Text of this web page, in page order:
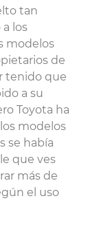
tan
los
modelos
de
tenido que
a su
Toyota ha
modelos
se había
que ves
más de
el uso